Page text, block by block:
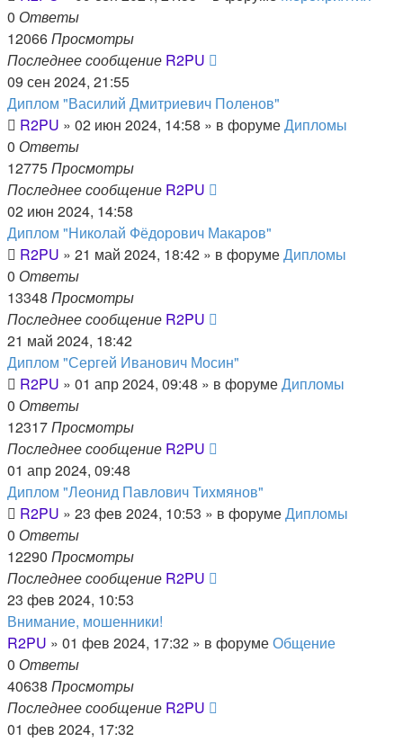
0 Ответы
12066Просмотры
Последнее сообщение R2PU
09 сен 2024, 21:55
Диплом "Василий Дмитриевич Поленов"
R2PU » 02 июн 2024, 14:58 » в форумеДипломы
0 Ответы
12775Просмотры
Последнее сообщение R2PU
02 июн 2024, 14:58
Диплом "Николай Фёдорович Макаров"
R2PU » 21 май 2024, 18:42 » в форумеДипломы
0 Ответы
13348 Просмотры
Последнее сообщение R2PU
21 май 2024, 18:42
Диплом "Сергей Иванович Мосин"
R2PU » 01 апр 2024, 09:48 » в форумеДипломы
0 Ответы
12317Просмотры
Последнее сообщение R2PU
01 апр 2024, 09:48
Диплом "Леонид Павлович Тихмянов"
R2PU » 23 фев 2024, 10:53 » в форумеДипломы
0 Ответы
12290 Просмотры
Последнее сообщение R2PU
23 фев 2024, 10:53
Внимание, мошенники!
R2PU » 01 фев 2024, 17:32 » в форумеОбщение
0 Ответы
40638 Просмотры
Последнее сообщение R2PU
01 фев 2024, 17:32